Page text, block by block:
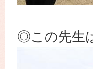
◎この先生